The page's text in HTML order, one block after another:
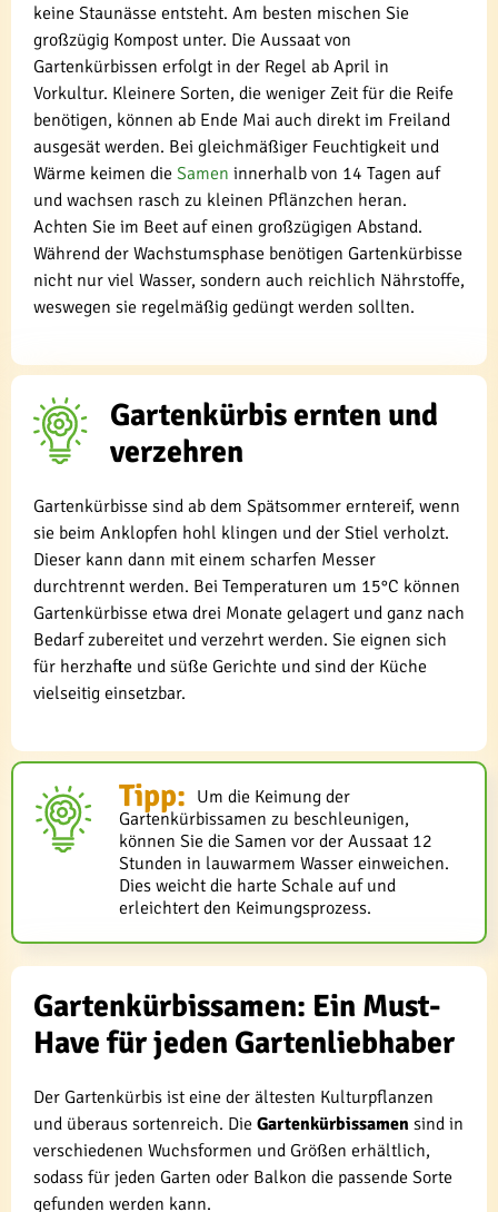
keine Staunässe entsteht. Am besten mischen Sie
großzügig Kompost unter. Die Aussaat von
Gartenkürbissen erfolgt in der Regel ab April in
Vorkultur. Kleinere Sorten, die weniger Zeit für die Reife
benötigen, können ab Ende Mai auch direkt im Freiland
ausgesät werden. Bei gleichmäßiger Feuchtigkeit und
Wärme keimen die Samen innerhalb von 14 Tagen auf
und wachsen rasch zu kleinen Pflänzchen heran.
Achten Sie im Beet auf einen großzügigen Abstand.
Während der Wachstumsphase benötigen Gartenkürbisse
nicht nur viel Wasser, sondern auch reichlich Nährstoffe,
weswegen sie regelmäßig gedüngt werden sollten.
Gartenkürbis ernten und
verzehren
Gartenkürbisse sind ab dem Spätsommer erntereif, wenn
sie beim Anklopfen hohl klingen und der Stiel verholzt.
Dieser kann dann mit einem scharfen Messer
durchtrennt werden. Bei Temperaturen um 15°C können
Gartenkürbisse etwa drei Monate gelagert und ganz nach
Bedarf zubereitet und verzehrt werden. Sie eignen sich
für herzhafte und süße Gerichte und sind der Küche
vielseitig einsetzbar.
Tipp: Um die Keimung der
Gartenkürbissamen zu beschleunigen,
können Sie die Samen vor der Aussaat 12
Stunden in lauwarmem Wasser einweichen.
Dies weicht die harte Schale auf und
erleichtert den Keimungsprozess.
Gartenkürbissamen: Ein Must-
Have für jeden Gartenliebhaber
Der Gartenkürbis ist eine der ältesten Kulturpflanzen
und überaus sortenreich. Die Gartenkürbissamen sind in
verschiedenen Wuchsformen und Größen erhältlich,
sodass für jeden Garten oder Balkon die passende Sorte
gefunden werden kann.